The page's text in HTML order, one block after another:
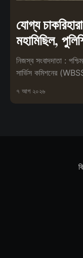
যোগ্য
মহামিছিল,
নিজস্ব সংবাদদাতা :
সার্ভিস কমিশনের
৭ আগ ২০২৬